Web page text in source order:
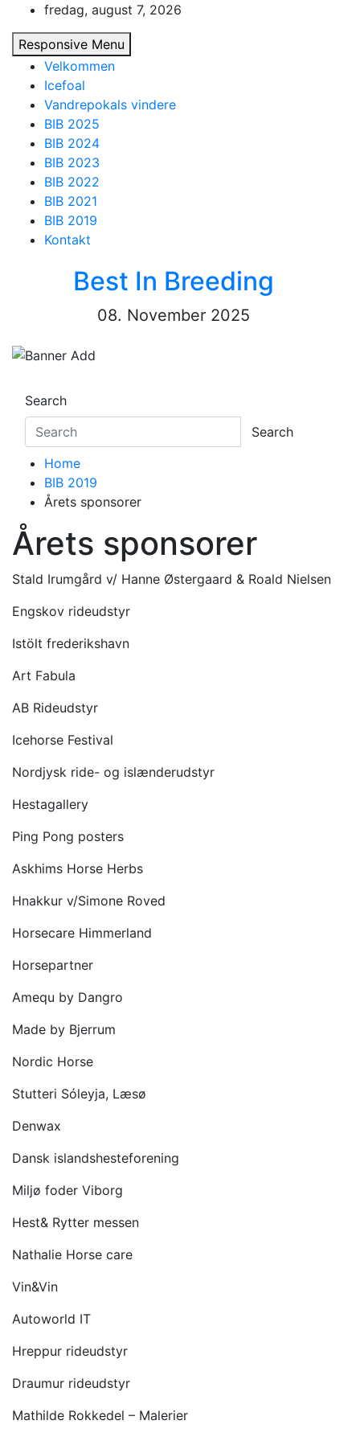
content
fredag, august 7, 2026
Responsive Menu
Velkommen
Icefoal
Vandrepokals vindere
BIB 2025
BIB 2024
BIB 2023
BIB 2022
BIB 2021
BIB 2019
Kontakt
Best In Breeding
08. November 2025
Search
Search
Home
BIB 2019
Årets sponsorer
Årets sponsorer
Stald Irumgård v/ Hanne Østergaard & Roald Nielsen
Engskov rideudstyr
Istölt frederikshavn
Art Fabula
AB Rideudstyr
Icehorse Festival
Nordjysk ride- og islænderudstyr
Hestagallery
Ping Pong posters
Askhims Horse Herbs
Hnakkur v/Simone Roved
Horsecare Himmerland
Horsepartner
Amequ by Dangro
Made by Bjerrum
Nordic Horse
Stutteri Sóleyja, Læsø
Denwax
Dansk islandshesteforening
Miljø foder Viborg
Hest& Rytter messen
Nathalie Horse care
Vin&Vin
Autoworld IT
Hreppur rideudstyr
Draumur rideudstyr
Mathilde Rokkedel – Malerier